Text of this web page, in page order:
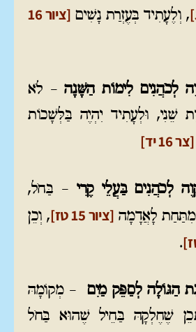
, וְלֶעָתִיד בְּעֶזְרַת נָשִׁים
[ציור 16
לְכֹהֲנִיםלִימוֹת הַשָּׁנָה – לֹא
שֵׁנִי, וּלְעָתִיד יִהְיֶה בַּלְּשָׁכוֹת
[צר 16 יד]
לְכֹהֲנִים בַּעֲלֵי קֶרִי – בַּחֹל,
לָאֲדָמָה [ציור 15 טז]
, וְכֵן
.
הַגּוֹלָה לְסַפֵּק מַיִם – מְקוֹמָהּ
שֶׁחֶלְקָהּ בַּחֵיל שֶׁהוּא בַּחֹל